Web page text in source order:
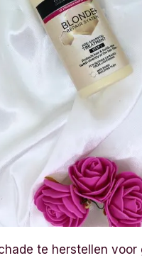
te herstellen